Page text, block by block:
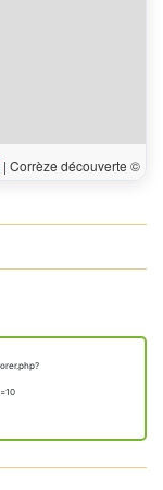
| Corrèze découverte ©